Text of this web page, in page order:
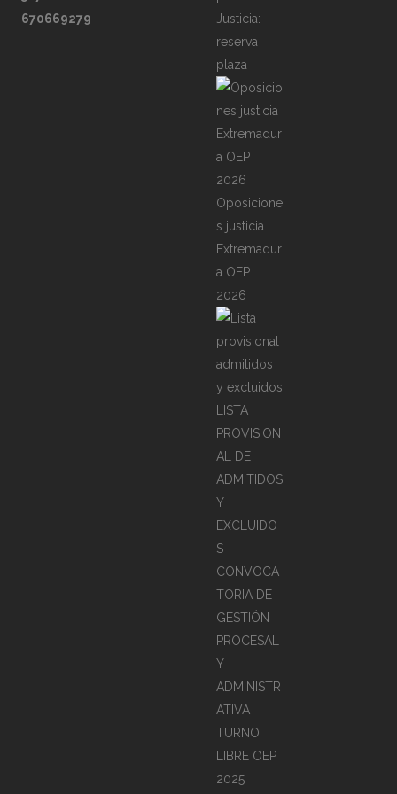
670669279
Justicia:
reserva
plaza
Oposicione
s justicia
Extremadur
a OEP
2026
LISTA
PROVISION
AL DE
ADMITIDOS
Y
EXCLUIDO
S
CONVOCA
TORIA DE
GESTIÓN
PROCESAL
Y
ADMINISTR
ATIVA
TURNO
LIBRE OEP
2025